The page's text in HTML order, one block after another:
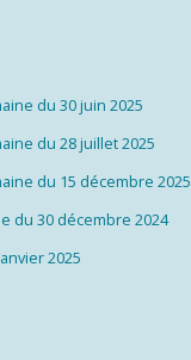
du 30 juin 2025
du 28 juillet 2025
du 15 décembre 2025
du 30 décembre 2024
2025